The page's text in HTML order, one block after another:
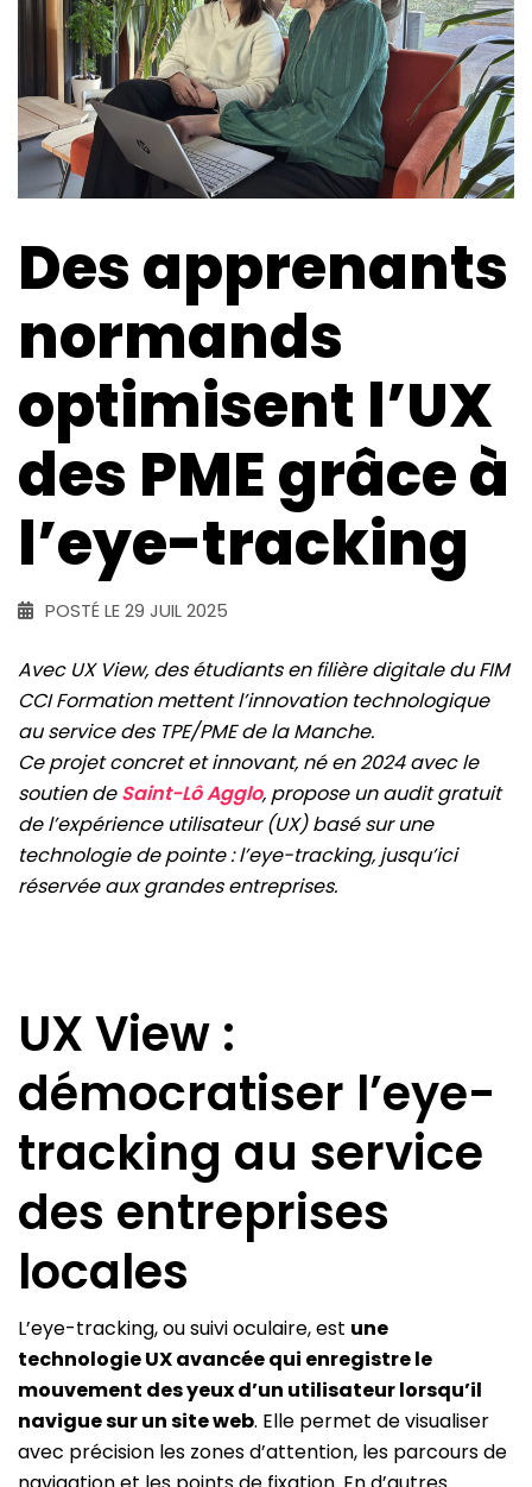
Des apprenants
normands
optimisent l’UX
des PME grâce à
l’eye-tracking
POSTÉ LE 29 JUIL 2025
Avec UX View, des étudiants en filière digitale du FIM
CCI Formation mettent l’innovation technologique
au service des TPE/PME de la Manche.
Ce projet concret et innovant, né en 2024 avec le
soutien deSaint-Lô Agglo, propose un audit gratuit
de l’expérience utilisateur (UX) basé sur une
technologie de pointe : l’eye-tracking, jusqu’ici
réservée aux grandes entreprises.
UX View :
démocratiser l’eye-
tracking au service
des entreprises
locales
L’eye-tracking, ou suivi oculaire, est une
technologie UX avancée qui enregistre le
mouvement des yeux d’un utilisateur lorsqu’il
navigue sur un site web. Elle permet de visualiser
avec précision les zones d’attention, les parcours de